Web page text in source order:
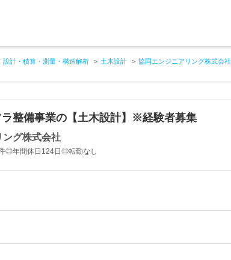
設計・積算・測量・構造解析 土木設計 協同エンジニアリング株式会社
整備事業の【土木設計】※経験者募集
ング株式会社
◎年間休日124日◎転勤なし